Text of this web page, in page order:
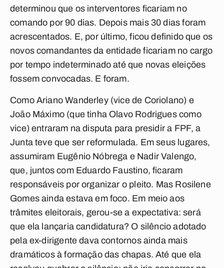
determinou que os interventores ficariam no
comando por 90 dias. Depois mais 30 dias foram
acrescentados. E, por último, ficou definido que os
novos comandantes da entidade ficariam no cargo
por tempo indeterminado até que novas eleições
fossem convocadas. E foram.
Como Ariano Wanderley (vice de Coriolano) e
João Máximo (que tinha Olavo Rodrigues como
vice) entraram na disputa para presidir a FPF, a
Junta teve que ser reformulada. Em seus lugares,
assumiram Eugênio Nóbrega e Nadir Valengo,
que, juntos com Eduardo Faustino, ficaram
responsáveis por organizar o pleito. Mas Rosilene
Gomes ainda estava em foco. Em meio aos
trâmites eleitorais, gerou-se a expectativa: será
que ela lançaria candidatura? O silêncio adotado
pela ex-dirigente dava contornos ainda mais
dramáticos à formação das chapas. Até que ela